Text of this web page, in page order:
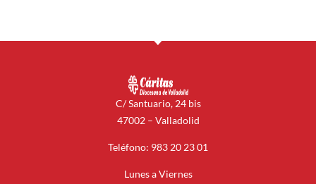
C/ Santuario, 24 bis
47002 – Valladolid
Teléfono: 983 20 23 01
Lunes a Viernes